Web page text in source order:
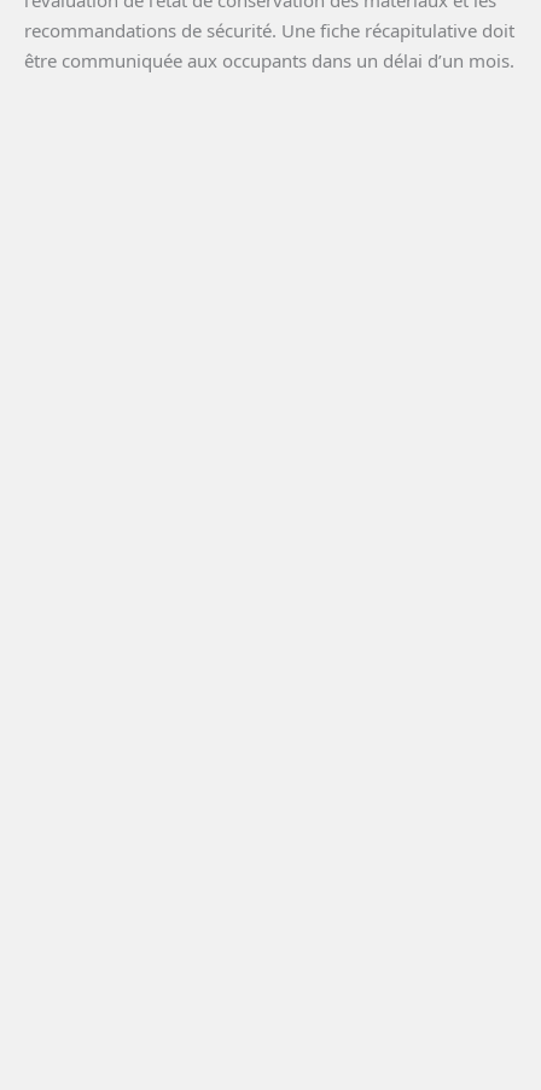
recommandations de sécurité. Une fiche récapitulative doit
être communiquée aux occupants dans un délai d’un mois.